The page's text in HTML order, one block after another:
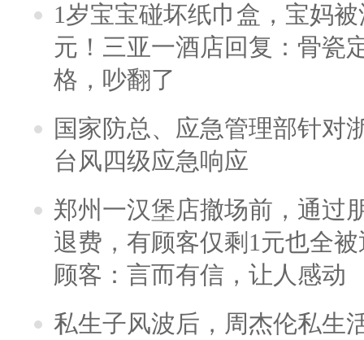
1岁宝宝碰坏纸巾盒，宝妈
元！三亚一酒店回复：骨瓷
格，吵翻了
国家防总、应急管理部针对
台风四级应急响应
郑州一汉堡店撤场前，通过
退费，有顾客仅剩1元也全
顾客：言而有信，让人感动
私生子风波后，周杰伦私生